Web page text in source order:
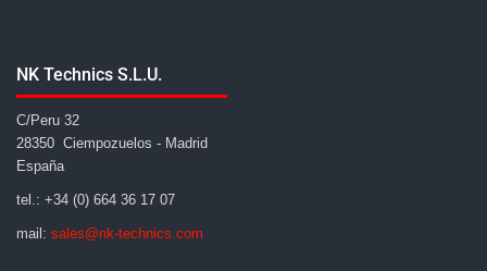
NK Technics S.L.U.
C/Peru 32
28350 Ciempozuelos - Madrid
España
tel.: +34 (0) 664 36 17 07
mail: sales@nk-technics.com